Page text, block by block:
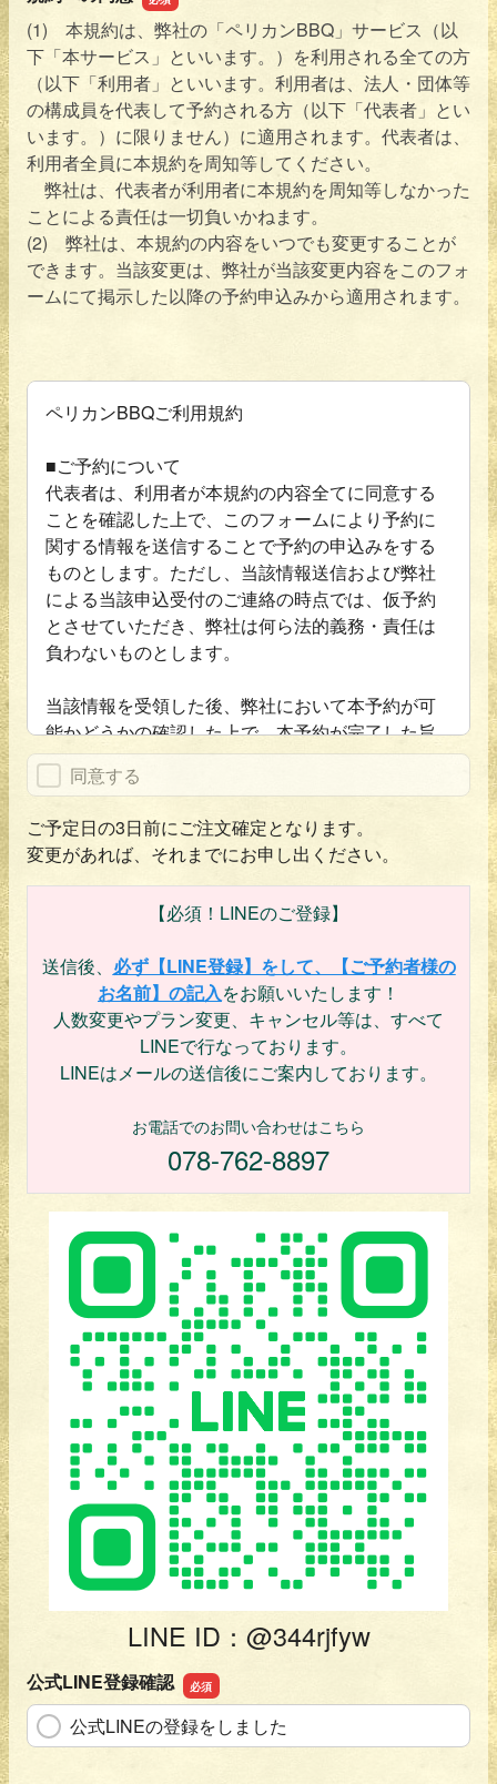
(1) 本規約は、弊社の「ペリカンBBQ」サービス（以
下「本サービス」といいます。）を利用される全ての方
（以下「利用者」といいます。利用者は、法人・団体等
の構成員を代表して予約される方（以下「代表者」とい
います。）に限りません）に適用されます。代表者は、
利用者全員に本規約を周知等してください。
弊社は、代表者が利用者に本規約を周知等しなかった
ことによる責任は一切負いかねます。
(2) 弊社は、本規約の内容をいつでも変更することが
できます。当該変更は、弊社が当該変更内容をこのフォ
ームにて掲示した以降の予約申込みから適用されます。
ペリカンBBQご利用規約
■ご予約について
代表者は、利用者が本規約の内容全てに同意する
ことを確認した上で、このフォームにより予約に
関する情報を送信することで予約の申込みをする
ものとします。ただし、当該情報送信および弊社
による当該申込受付のご連絡の時点では、仮予約
とさせていただき、弊社は何ら法的義務・責任は
負わないものとします。
当該情報を受領した後、弊社において本予約が可
能かどうかの確認した上で、本予約が完了した旨
のご連絡をLINE上に返信させていただくことで、
本予約完了とさせていただきます。
■利用料のお支払いについて
お選びいただきました現金での当日払い、あるい
はご請求書による後払いによりお支払いいただき
■キャンセルについて
3日前の午前11時59分までは無料です。同日正午以
降、2日前の23時59分までのキャンセルは当該予約
に係る利用料の50%、1日前で75%、当日（無連絡
由とするキャンセルを含みます）。キャンセル料
の支払は利用者全員の連帯責任とします。
■禁止行為について
以下の行為は禁止事項となっておりますので、ご
遠慮くださいますようお願いいたします。
・BBQ会場からのお料理の持ち帰りはお断りして
おります。これに違反されたことによる利用者の
健康被害その他一切の損害等は弊社の責任外とさ
せていただきます。また、禁止行為を理由とする
BBQの中止、退場等の場合、利用料は一切ご返金
又は請求の減額をいたしません。
・BBQ会場への往復の交通手段として車両を運転
される方の飲酒を禁止いたします。
・飲酒量は、各利用者において各自の許容量の範
囲内にとどめてください。
・未成年者の飲酒、喫煙を禁止いたします。
・法令または公序良俗に反する行為を禁止いたし
たします。
・その他、弊社スタッフの指示を無視する方はご
退場いただきます。
同意する
ご予定日の3日前にご注文確定となります。
変更があれば、それまでにお申し出ください。
【必須！LINEのご登録】
送信後、 必ず【LINE登録】をして、【ご予約者様の
お名前】の記入をお願いいたします！
人数変更やプラン変更、キャンセル等は、すべて
LINEで行なっております。
LINEはメールの送信後にご案内しております。
お電話でのお問い合わせはこちら
078-762-8897
LINE ID：@344rjfyw
公式LINE登録確認
公式LINEの登録をしました